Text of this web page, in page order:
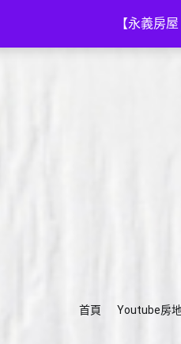
【永義房
a035753111@gmail.com
首頁 Youtube房